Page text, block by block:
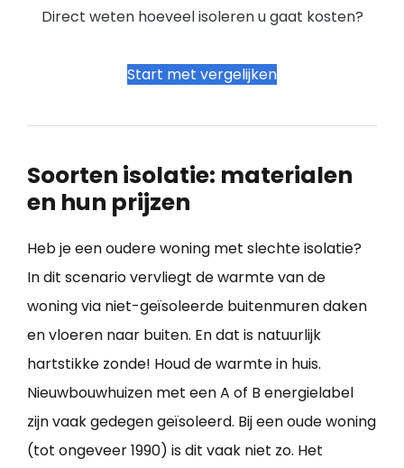
Direct weten hoeveel isoleren u gaat kosten?
Start met vergelijken
Soorten isolatie: materialen
en hun prijzen
Heb je een oudere woning met slechte isolatie?
In dit scenario vervliegt de warmte van de
woning via niet-geïsoleerde buitenmuren daken
en vloeren naar buiten. En dat is natuurlijk
hartstikke zonde! Houd de warmte in huis.
Nieuwbouwhuizen met een A of B energielabel
zijn vaak gedegen geïsoleerd. Bij een oude woning
(tot ongeveer 1990) is dit vaak niet zo. Het